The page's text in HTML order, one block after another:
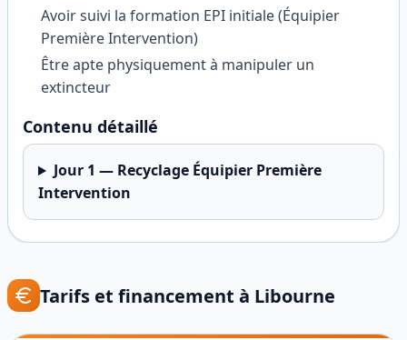
Avoir suivi la formation EPI initiale (Équipier
Première Intervention)
Être apte physiquement à manipuler un
extincteur
Contenu détaillé
Jour 1 — Recyclage Équipier Première
Intervention
Tarifs et financement à Libourne